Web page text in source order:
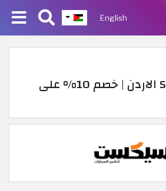
English
كود خصم SIXT الاردن | خصم 10% على